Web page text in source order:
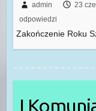
admin 23
odpowiedzi
Zakończenie Roku
I